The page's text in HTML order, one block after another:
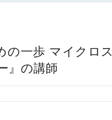
の一歩 マイクロ
』の講師